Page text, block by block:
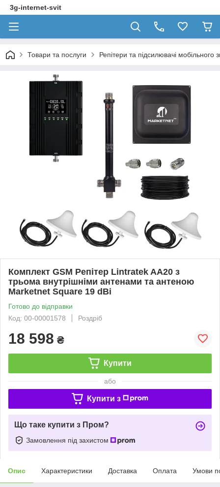
3g-internet-svit
Товари та послуги Репітери та підсилювачі мобільного
Комплект GSM Репітер Lintratek AA20 з
трьома внутрішніми антенами та антеною
Marketnet Square 19 dBi
Готово до відправки
Код: 00-00001578
Роздріб
18 598 ₴
Купити
або
Купити з
Що таке купити з Пром?
Замовлення під захистом
Опис Характеристики Доставка Оплата Умови